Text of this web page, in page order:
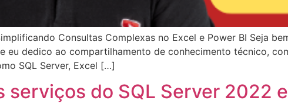
Consultas Complexas no Excel e Power BI Seja
eu dedico ao compartilhamento de conhecimento técnico,
SQL Server, Excel […]
serviços do SQL Server 2022